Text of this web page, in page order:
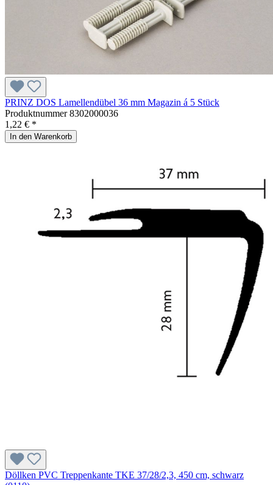
PRINZ DOS Lamellendübel 36 mm Magazin á 5 Stück
Produktnummer8302000036
1,22 € *
In den Warenkorb
Döllken PVC Treppenkante TKE 37/28/2,3, 450 cm, schwarz